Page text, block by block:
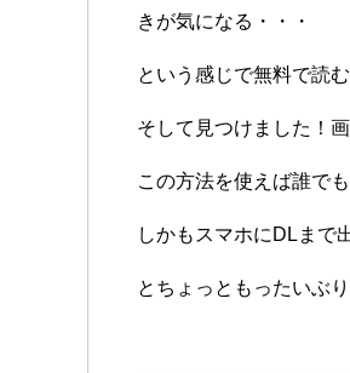
きが気になる・・・
という感じで無料で読
そして見つけました！
この方法を使えば誰で
しかもスマホにDLまで
とちょっともったいぶ